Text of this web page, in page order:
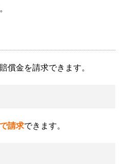
償金を請求できます。
請求できます。